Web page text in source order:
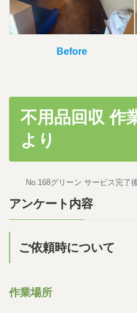
Before
不用品回収 作
より
No.168グリーン サービス完了
アンケート内容
ご依頼時について
作業場所